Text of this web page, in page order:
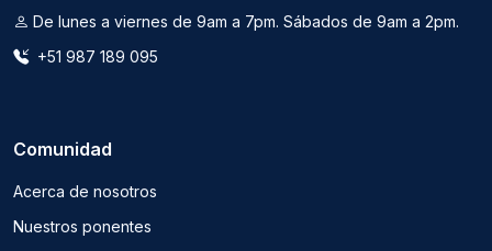
De lunes a viernes de 9am a 7pm. Sábados de 9am a 2pm.
+51 987 189 095
Comunidad
Acerca de nosotros
Nuestros ponentes